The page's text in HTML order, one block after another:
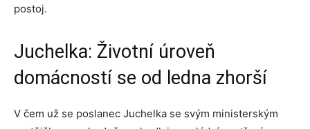
postoj.
Juchelka: Životní úroveň
domácností se od ledna zhorší
V čem už se poslanec Juchelka se svým ministerským